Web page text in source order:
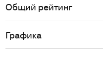
Общий рейтинг
Графика